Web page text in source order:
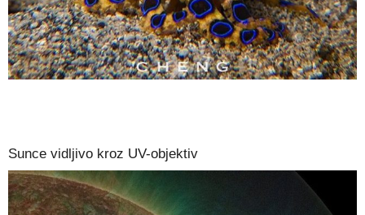
Sunce vidljivo kroz UV-objektiv